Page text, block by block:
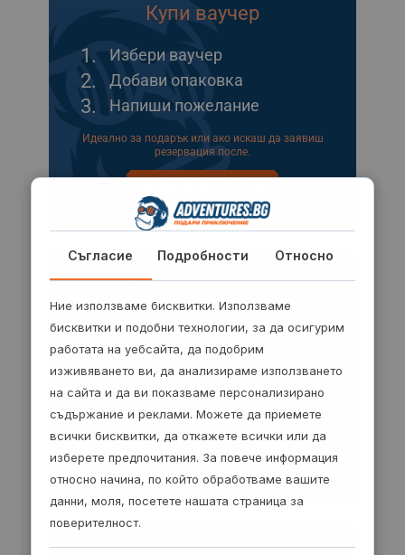
Купи ваучер
1. Избери ваучер
2. Добави опаковка
3. Напиши пожелание
Идеално за подарък или ако искаш да заявиш
резервация после.
Купи и резервирай
1. Избери ваучер
2. Заяви резервация
3. Плати лесно онлайн
Ще видиш следващите стъпки за
Виж опциите
Съгласие Подробности Относно
Ние използваме бисквитки. Използваме
бисквитки и подобни технологии, за да осигурим
работата на уебсайта, да подобрим
изживяването ви, да анализираме използването
на сайта и да ви показваме персонализирано
съдържание и реклами. Можете да приемете
всички бисквитки, да откажете всички или да
изберете предпочитания. За повече информация
относно начина, по който обработваме вашите
данни, моля, посетете нашата страница за
поверителност.